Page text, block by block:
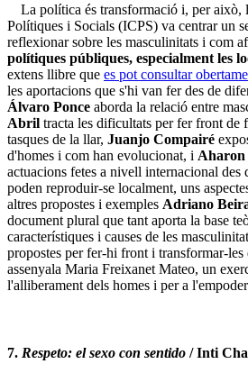
La política és transformació i, per això,
Polítiques i Socials (ICPS) va centrar un
reflexionar sobre les masculinitats i com
polítiques públiques, especialment les
extens llibre que es pot consultar
les aportacions que s'hi van fer des de
Álvaro Ponce aborda la relació entre
Abril tracta les dificultats per fer front de
tasques de la llar, Juanjo Compairé
d'homes i com han evolucionat, i Aharon
actuacions fetes a nivell internacional des
poden reproduir-se localment, uns
altres propostes i exemples Adriano
document plural que tant aporta la base
característiques i causes de les
propostes per fer-hi front i transformar-
assenyala Maria Freixanet Mateo, un
l'alliberament dels homes i per a
7. Respeto: el sexo con sentido / Inti